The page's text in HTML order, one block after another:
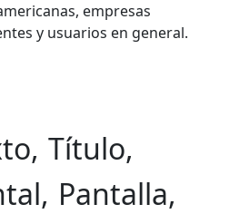
empresas
y usuarios en general.
Título
Pantalla